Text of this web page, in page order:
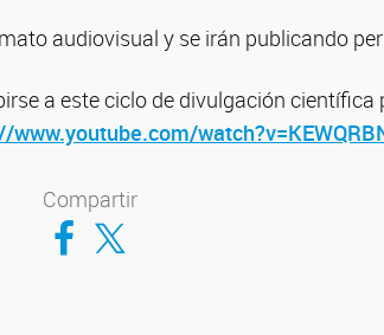
audiovisual y se irán publicando
a este ciclo de divulgación científica
www.youtube.com/
Compartir
Compartir en Facebook
Compartir en Twitter